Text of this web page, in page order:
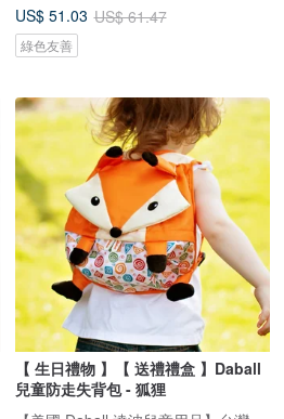
US$ 51.03 US$ 61.47
綠色友善
【 生日禮物 】【 送禮禮盒 】Daball
兒童防走失背包 - 狐狸